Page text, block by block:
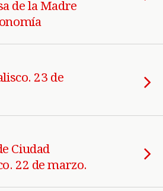
de la Madre
23 de
Ciudad
22 de marzo.